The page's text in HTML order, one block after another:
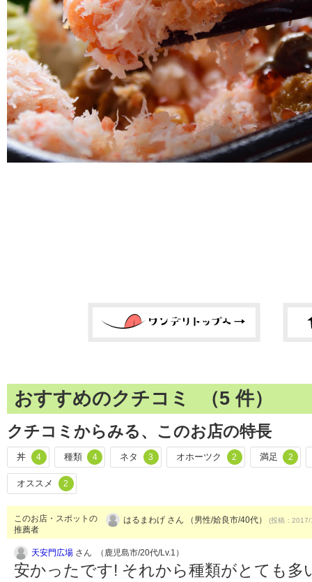
おすすめのクチコミ （5 件）
クチコミからみる、このお店の特長
丼 4 種類 4 ネタ 3 オホーツク 2 満足 2
オススメ 2
このお店・スポットの
推薦者
はるまわげ さん （男性/姶良市/40代） (投稿：
天安門広場 さん （鹿児島市/20代/Lv.1）
安かったです! それから種類がとても